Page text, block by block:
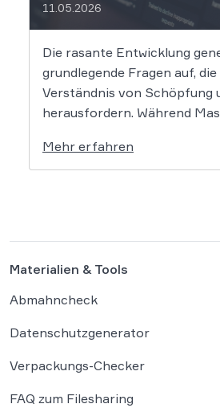
11.05.2026
Die rasante Entwicklung
grundlegende Fragen auf,
Verständnis von Schöpfung
herausfordern. Während
Rechtswissenschaft um die
wie diese Werke geschützt
Mehr erfahren
Materialien & Tools
Abmahncheck
Datenschutzgenerator
Verpackungs-Checker
FAQ zum Filesharing